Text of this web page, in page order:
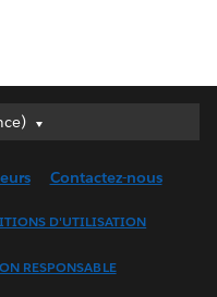
Contactez-nous
D'UTILISATION
RESPONSABLE